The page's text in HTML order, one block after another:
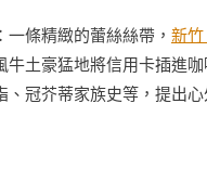
條精緻的蕾絲絲帶， 新
土豪猛地將信用卡插進
冠芥蒂家族史等，提出